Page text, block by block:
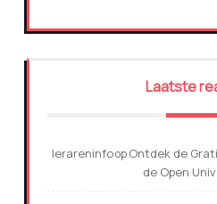
Laatste
lerareninfoopOntdek de
de Open